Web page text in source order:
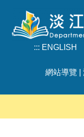
::: ENGLISH
網站導覽